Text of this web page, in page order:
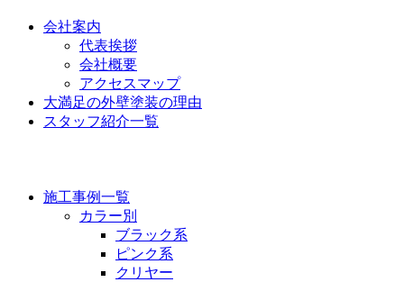
会社案内
代表挨拶
会社概要
アクセスマップ
大満足の外壁塗装の理由
スタッフ紹介一覧
施工事例一覧
カラー別
ブラック系
ピンク系
クリヤー